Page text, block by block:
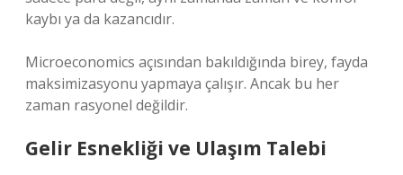
kaybı ya da kazancıdır.
Microeconomics açısından bakıldığında birey, fayda
maksimizasyonu yapmaya çalışır. Ancak bu her
zaman rasyonel değildir.
Gelir Esnekliği ve Ulaşım Talebi